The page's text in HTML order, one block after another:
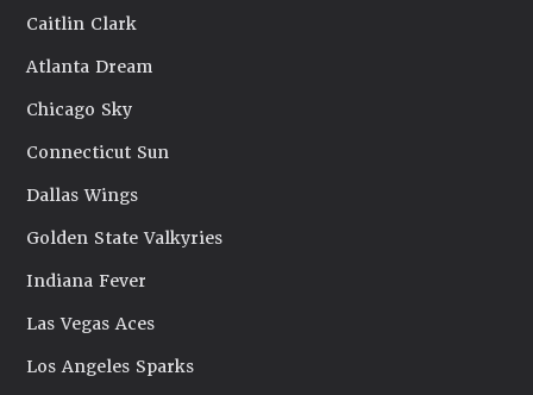
Caitlin Clark
Atlanta Dream
Chicago Sky
Connecticut Sun
Dallas Wings
Golden State Valkyries
Indiana Fever
Las Vegas Aces
Los Angeles Sparks